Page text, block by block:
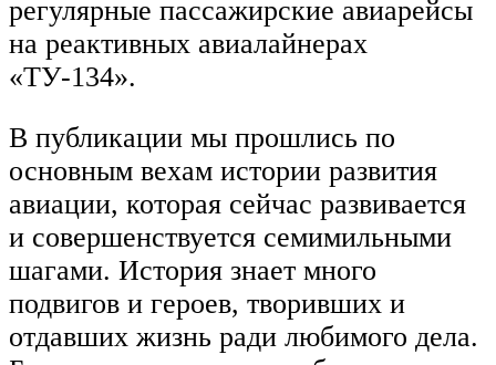
регулярные пассажирские авиарейсы
на реактивных авиалайнерах
«ТУ-134».
В публикации мы прошлись по
основным вехам истории развития
авиации, которая сейчас развивается
и совершенствуется семимильными
шагами. История знает много
подвигов и героев, творивших и
отдавших жизнь ради любимого дела.